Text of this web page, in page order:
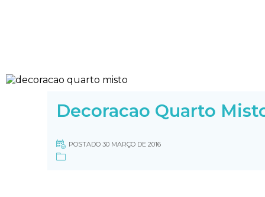
Decoracao Quarto
POSTADO 30 MARÇO DE 2016